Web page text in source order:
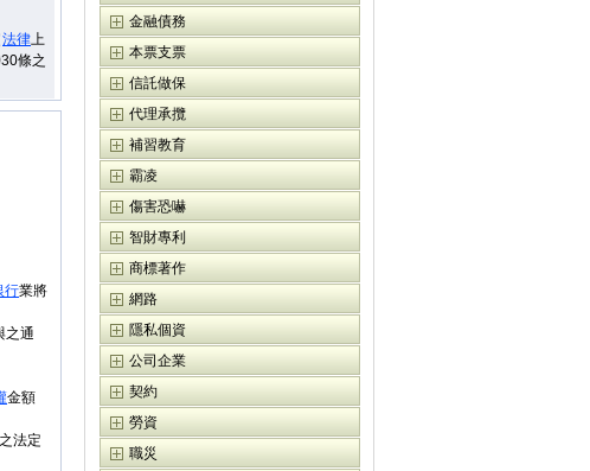
法律上
條之
行業將
之通
金額
法定
金融債務
本票支票
信託做保
代理承攬
補習教育
霸凌
傷害恐嚇
智財專利
商標著作
網路
隱私個資
公司企業
契約
勞資
職災